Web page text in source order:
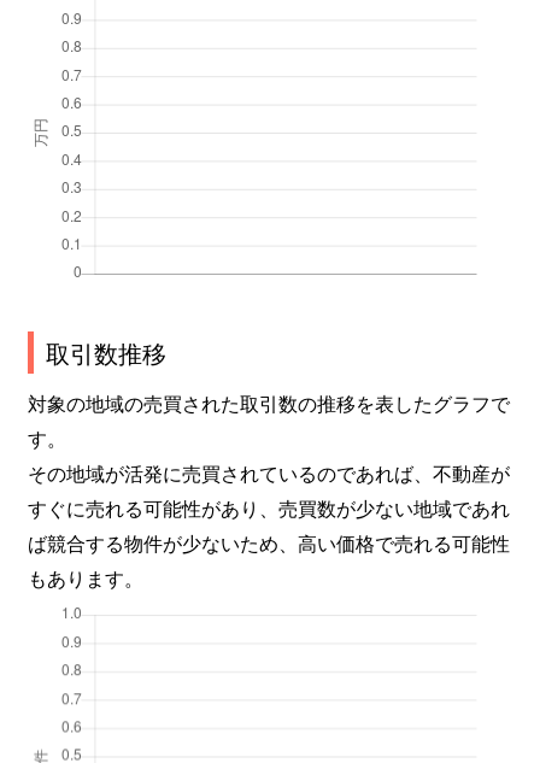
取引数推移
対象の地域の売買された取引数の推移を表したグラフで
す。
その地域が活発に売買されているのであれば、不動産が
すぐに売れる可能性があり、売買数が少ない地域であれ
ば競合する物件が少ないため、高い価格で売れる可能性
もあります。